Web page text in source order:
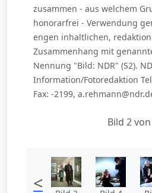
zusammen - aus welchem
honorarfrei - Verwendung
engen inhaltlichen,
Zusammenhang mit
Nennung "Bild: NDR" (S2).
Information/Fotoredaktion
Fax: -2199,
Bild 2
<